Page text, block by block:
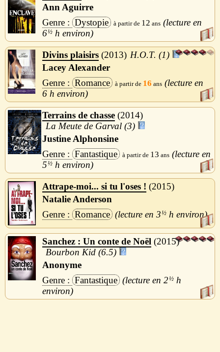
Ann Aguirre
Dystopie
12
6½ h
Divins plaisirs 2013
H.O.T. (1)
Lacey Alexander
Romance
16
6 h
Terrains de chasse 2014
La Meute de Garval (3)
Justine Alphonsine
Fantastique
13
5½ h
Attrape-moi... si tu l'oses !
2015
Natalie Anderson
Romance
3½ h
Sanchez : Un conte de Noël
2015
Bourbon Kid (6.5)
Anonyme
Fantastique
2½ h